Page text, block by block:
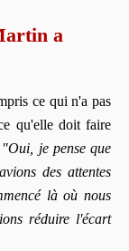
a
ce qui n'a pas
qu'elle doit faire
"Oui, je pense que
des attentes
là où nous
réduire l'écart